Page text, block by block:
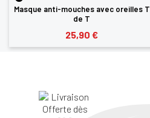
Masque anti-mouches avec oreilles T
de T
25,90 €